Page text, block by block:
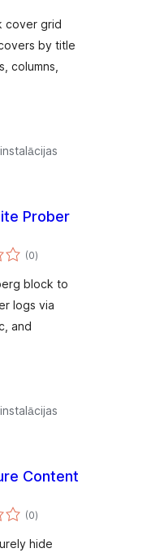
cover grid
by title
columns,
Prober
(0vērtējumu
kopsumma
)
block to
logs via
and
Content
(0vērtējumu
kopsumma
)
hide